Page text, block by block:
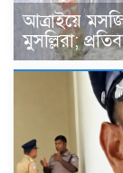
আত্রাইয়ে
মুসল্লিরা;